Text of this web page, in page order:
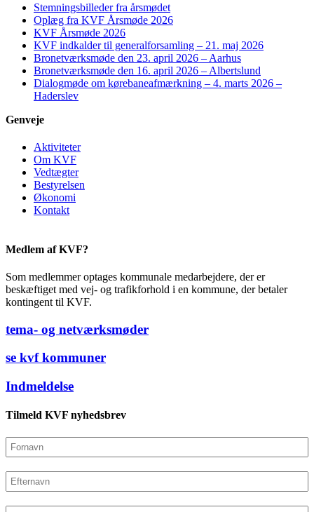
Stemningsbilleder fra årsmødet
Oplæg fra KVF Årsmøde 2026
KVF Årsmøde 2026
KVF indkalder til generalforsamling – 21. maj 2026
Bronetværksmøde den 23. april 2026 – Aarhus
Bronetværksmøde den 16. april 2026 – Albertslund
Dialogmøde om kørebaneafmærkning – 4. marts 2026 –
Haderslev
Genveje
Aktiviteter
Om KVF
Vedtægter
Bestyrelsen
Økonomi
Kontakt
Medlem af KVF?
Som medlemmer optages kommunale medarbejdere, der er
beskæftiget med vej- og trafikforhold i en kommune, der betaler
kontingent til KVF.
tema- og netværksmøder
se kvf kommuner
Indmeldelse
Tilmeld KVF nyhedsbrev